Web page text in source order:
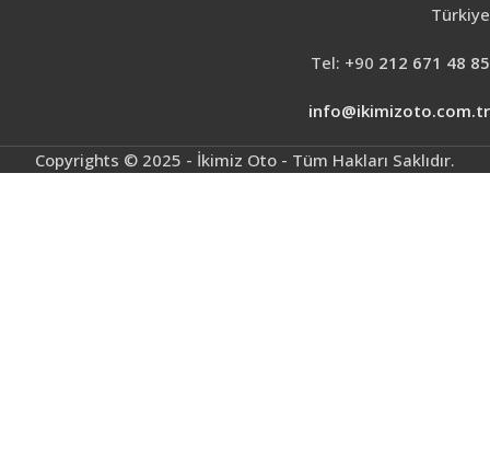
Türkiye
Tel: +90 212 671 48 85
info@ikimizoto.com.tr
Copyrights © 2025 - İkimiz Oto - Tüm Hakları Saklıdır.